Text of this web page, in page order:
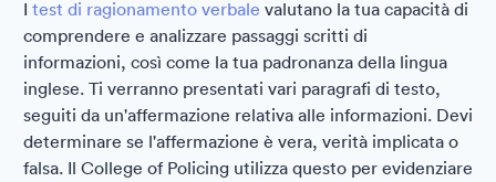
I test di ragionamento verbale valutano la tua capacità di
comprendere e analizzare passaggi scritti di
informazioni, così come la tua padronanza della lingua
inglese. Ti verranno presentati vari paragrafi di testo,
seguiti da un'affermazione relativa alle informazioni. Devi
determinare se l'affermazione è vera, verità implicata o
falsa. Il College of Policing utilizza questo per evidenziare